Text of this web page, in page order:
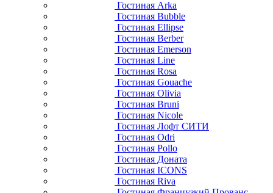
Гостиная Arka
Гостиная Bubble
Гостиная Ellipse
Гостиная Berber
Гостиная Emerson
Гостиная Line
Гостиная Rosa
Гостиная Gouache
Гостиная Olivia
Гостиная Bruni
Гостиная Nicole
Гостиная Лофт СИТИ
Гостиная Odri
Гостиная Pollo
Гостиная Доната
Гостиная ICONS
Гостиная Riva